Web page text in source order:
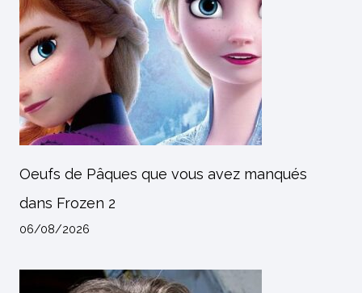
Oeufs de Pâques que vous avez manqués
dans Frozen 2
06/08/2026